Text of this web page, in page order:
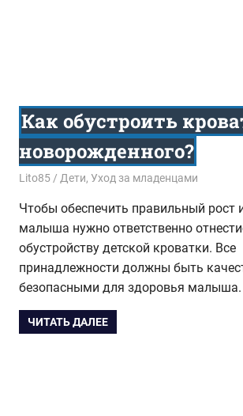
Как обустроить
новорожденного?
16.11.2016
Lito85 Дети, Уход за младенцами
Чтобы обеспечить правильный рост
малыша нужно ответственно
обустройству детской кроватки. Все
принадлежности должны быть
безопасными для здоровья малыша.
ЧИТАТЬ ДАЛЕЕ